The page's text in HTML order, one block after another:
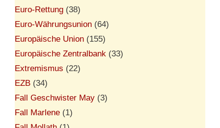
Euro-Rettung (38)
Euro-Währungsunion (64)
Europäische Union (155)
Europäische Zentralbank (33)
Extremismus (22)
EZB (34)
Fall Geschwister May (3)
Fall Marlene (1)